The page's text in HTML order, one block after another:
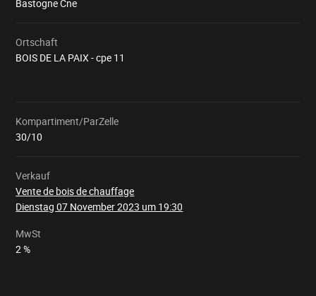
Bastogne Cne
Ortschaft
BOIS DE LA PAIX - cpe 11
Kompartiment/ParZelle
30/10
Verkauf
Vente de bois de chauffage
Dienstag 07 November 2023 um 19:30
Wird
MwSt
2 %